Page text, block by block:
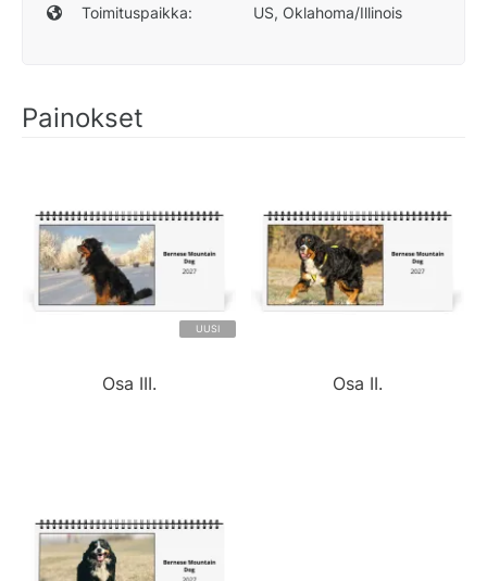
Toimituspaikka:
US, Oklahoma/Illinois
Painokset
UUSI
Osa III. Osa II.